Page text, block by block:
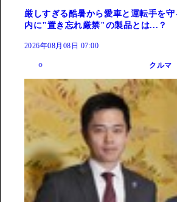
厳しすぎる酷暑から愛車と運転手を
内に"置き忘れ厳禁"の製品とは...？
2026年08月08日 07:00
クルマ